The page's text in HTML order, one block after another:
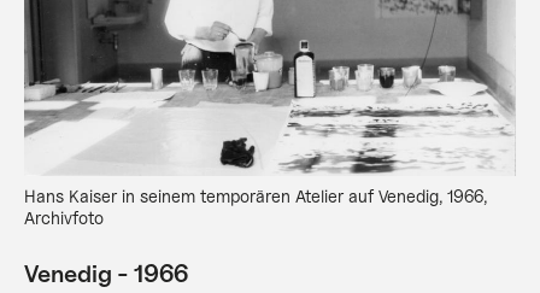
Hans Kaiser in seinem temporären Atelier auf Venedig, 1966,
Archivfoto
Venedig - 1966